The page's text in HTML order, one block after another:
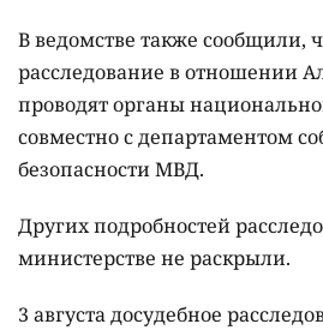
В ведомстве также сообщили,
расследование в отношении
проводят органы
совместно с департаментом
безопасности МВД.
Других подробностей
министерстве не раскрыли.
3 августа досудебное